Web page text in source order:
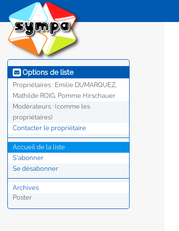
Options de liste
Propriétaires : Emilie DUMARQUEZ,
Mathilde ROIG, Pomme Hirschauer
Modérateurs : (comme les
propriétaires)
Contacter le propriétaire
Accueil de la liste
S'abonner
Se désabonner
Archives
Poster